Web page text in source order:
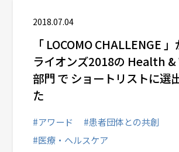
2018.07.04
「 LOCOMO CHALLENGE
ライオンズ2018の Health
部門 で ショートリストに選
た
#アワード
#患者団体との共創
#医療・ヘルスケア